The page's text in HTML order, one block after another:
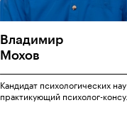
Владимир
Мохов
Кандидат психологических
практикующий психолог-